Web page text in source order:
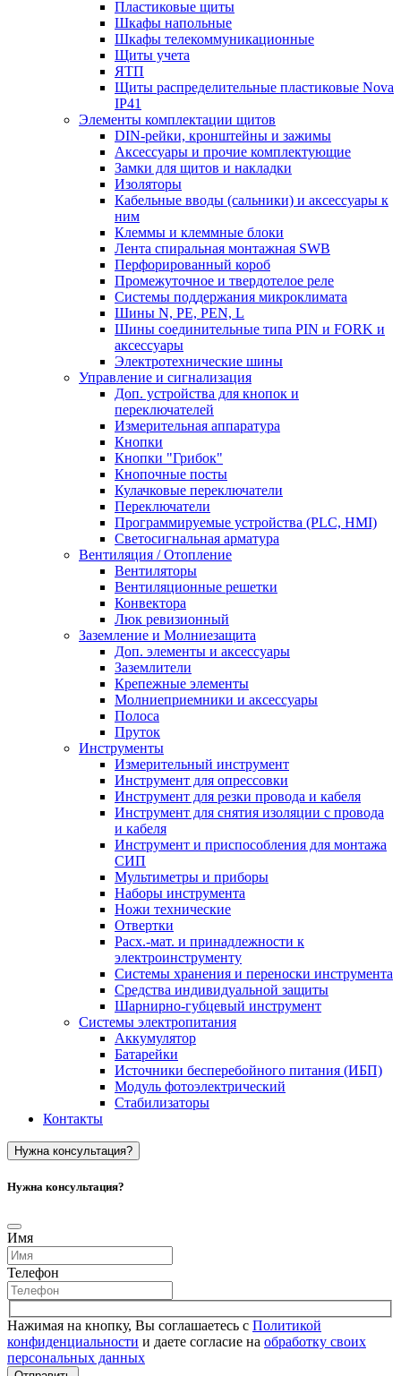
Пластиковые щиты
Шкафы напольные
Шкафы телекоммуникационные
Щиты учета
ЯТП
Щиты распределительные пластиковые Nova
IP41
Элементы комплектации щитов
DIN-рейки, кронштейны и зажимы
Аксессуары и прочие комплектующие
Замки для щитов и накладки
Изоляторы
Кабельные вводы (сальники) и аксессуары к
ним
Клеммы и клеммные блоки
Лента спиральная монтажная SWB
Перфорированный короб
Промежуточное и твердотелое реле
Системы поддержания микроклимата
Шины N, PE, PEN, L
Шины соединительные типа PIN и FORK и
аксессуары
Электротехнические шины
Управление и сигнализация
Доп. устройства для кнопок и
переключателей
Измерительная аппаратура
Кнопки
Кнопки "Грибок"
Кнопочные посты
Кулачковые переключатели
Переключатели
Программируемые устройства (PLC, HMI)
Светосигнальная арматура
Вентиляция / Отопление
Вентиляторы
Вентиляционные решетки
Конвектора
Люк ревизионный
Заземление и Молниезащита
Доп. элементы и аксессуары
Заземлители
Крепежные элементы
Молниеприемники и аксессуары
Полоса
Пруток
Инструменты
Измерительный инструмент
Инструмент для опрессовки
Инструмент для резки провода и кабеля
Инструмент для снятия изоляции с провода
и кабеля
Инструмент и приспособления для монтажа
СИП
Мультиметры и приборы
Наборы инструмента
Ножи технические
Отвертки
Расх.-мат. и принадлежности к
электроинструменту
Системы хранения и переноски инструмента
Средства индивидуальной защиты
Шарнирно-губцевый инструмент
Системы электропитания
Аккумулятор
Батарейки
Источники бесперебойного питания (ИБП)
Модуль фотоэлектрический
Стабилизаторы
Контакты
Нужна консультация?
Нужна консультация?
Имя
Телефон
Нажимая на кнопку, Вы соглашаетесь с Политикой
конфиденциальности и даете согласие на обработку своих
персональных данных